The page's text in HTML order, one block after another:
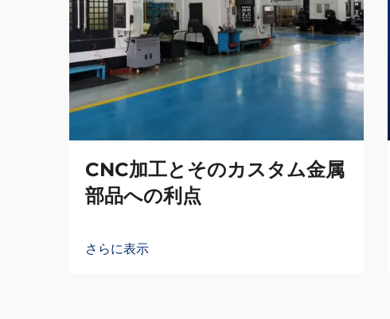
CNC加工とそのカスタム金属
部品への利点
さらに表示